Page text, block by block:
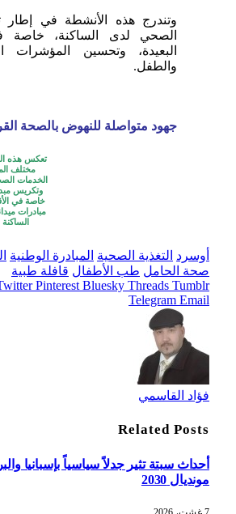
وتندرج هذه الأنشطة في إطار
الصحي لدى الساكنة، خاصة
البعيدة، وتحسين المؤشرات
والطفل.
جهود متواصلة للنهوض بالصحة
تعكس هذه
مختلف
الخدمات
وتكريس
خاصة في
مبادرات
أوسرد التغذية الصحية المبادرة الوطنية
صحة الحامل طب الأطفال قافلة طبية
Pinterest Bluesky Threads Tumblr
Telegram Email
فؤاد القاسمي
Related Posts
أحداث سبتة تثير جدلاً سياسياً بإسبانيا
مونديال 2030